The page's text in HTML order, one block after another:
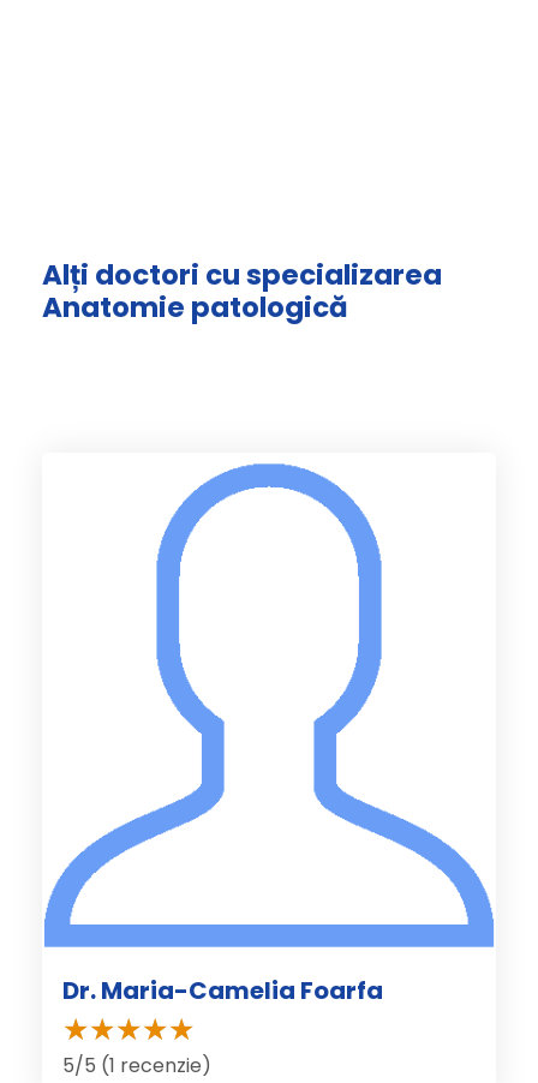
Alți doctori cu specializarea
Anatomie patologică
Dr. Maria-Camelia Foarfa
5/5 (1 recenzie)